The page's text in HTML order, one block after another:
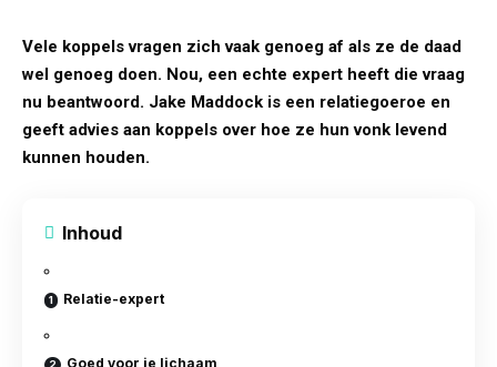
Vele koppels vragen zich vaak genoeg af als ze de daad
wel genoeg doen. Nou, een echte expert heeft die vraag
nu beantwoord. Jake Maddock is een relatiegoeroe en
geeft advies aan koppels over hoe ze hun vonk levend
kunnen houden.
Inhoud
Relatie-expert
Goed voor je lichaam